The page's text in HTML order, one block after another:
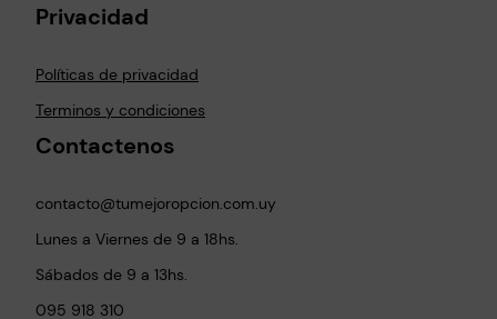
Privacidad
Políticas de privacidad
Terminos y condiciones
Contactenos
contacto@tumejoropcion.com.uy
Lunes a Viernes de 9 a 18hs.
Sábados de 9 a 13hs.
095 918 310